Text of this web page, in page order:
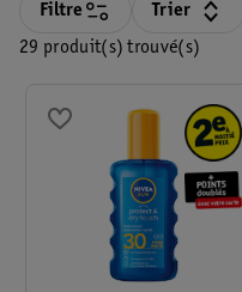
29 produit(s) trouvé(s)
Filtre Trier